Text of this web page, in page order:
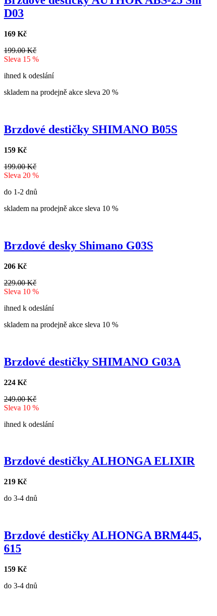
D03
169 Kč
199.00 Kč
Sleva 15 %
ihned k odeslání
skladem na prodejně akce sleva 20 %
Brzdové destičky SHIMANO B05S
159 Kč
199.00 Kč
Sleva 20 %
do 1-2 dnů
skladem na prodejně akce sleva 10 %
Brzdové desky Shimano G03S
206 Kč
229.00 Kč
Sleva 10 %
ihned k odeslání
skladem na prodejně akce sleva 10 %
Brzdové destičky SHIMANO G03A
224 Kč
249.00 Kč
Sleva 10 %
ihned k odeslání
Brzdové destičky ALHONGA ELIXIR
219 Kč
do 3-4 dnů
Brzdové destičky ALHONGA BRM445,
615
159 Kč
do 3-4 dnů